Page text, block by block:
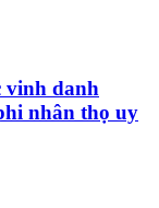
vinh danh
nhân thọ uy